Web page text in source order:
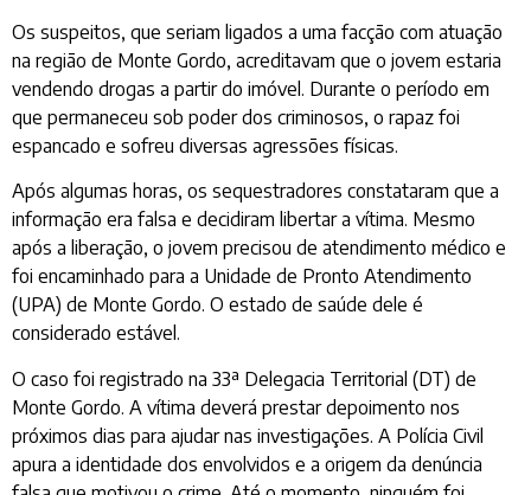
Os suspeitos, que seriam ligados a uma facção com atuação
na região de Monte Gordo, acreditavam que o jovem estaria
vendendo drogas a partir do imóvel. Durante o período em
que permaneceu sob poder dos criminosos, o rapaz foi
espancado e sofreu diversas agressões físicas.
Após algumas horas, os sequestradores constataram que a
informação era falsa e decidiram libertar a vítima. Mesmo
após a liberação, o jovem precisou de atendimento médico e
foi encaminhado para a Unidade de Pronto Atendimento
(UPA) de Monte Gordo. O estado de saúde dele é
considerado estável.
O caso foi registrado na 33ª Delegacia Territorial (DT) de
Monte Gordo. A vítima deverá prestar depoimento nos
próximos dias para ajudar nas investigações. A Polícia Civil
apura a identidade dos envolvidos e a origem da denúncia